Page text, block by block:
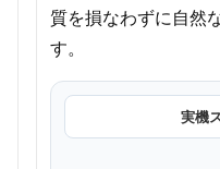
質を損なわずに自然
す。
実機